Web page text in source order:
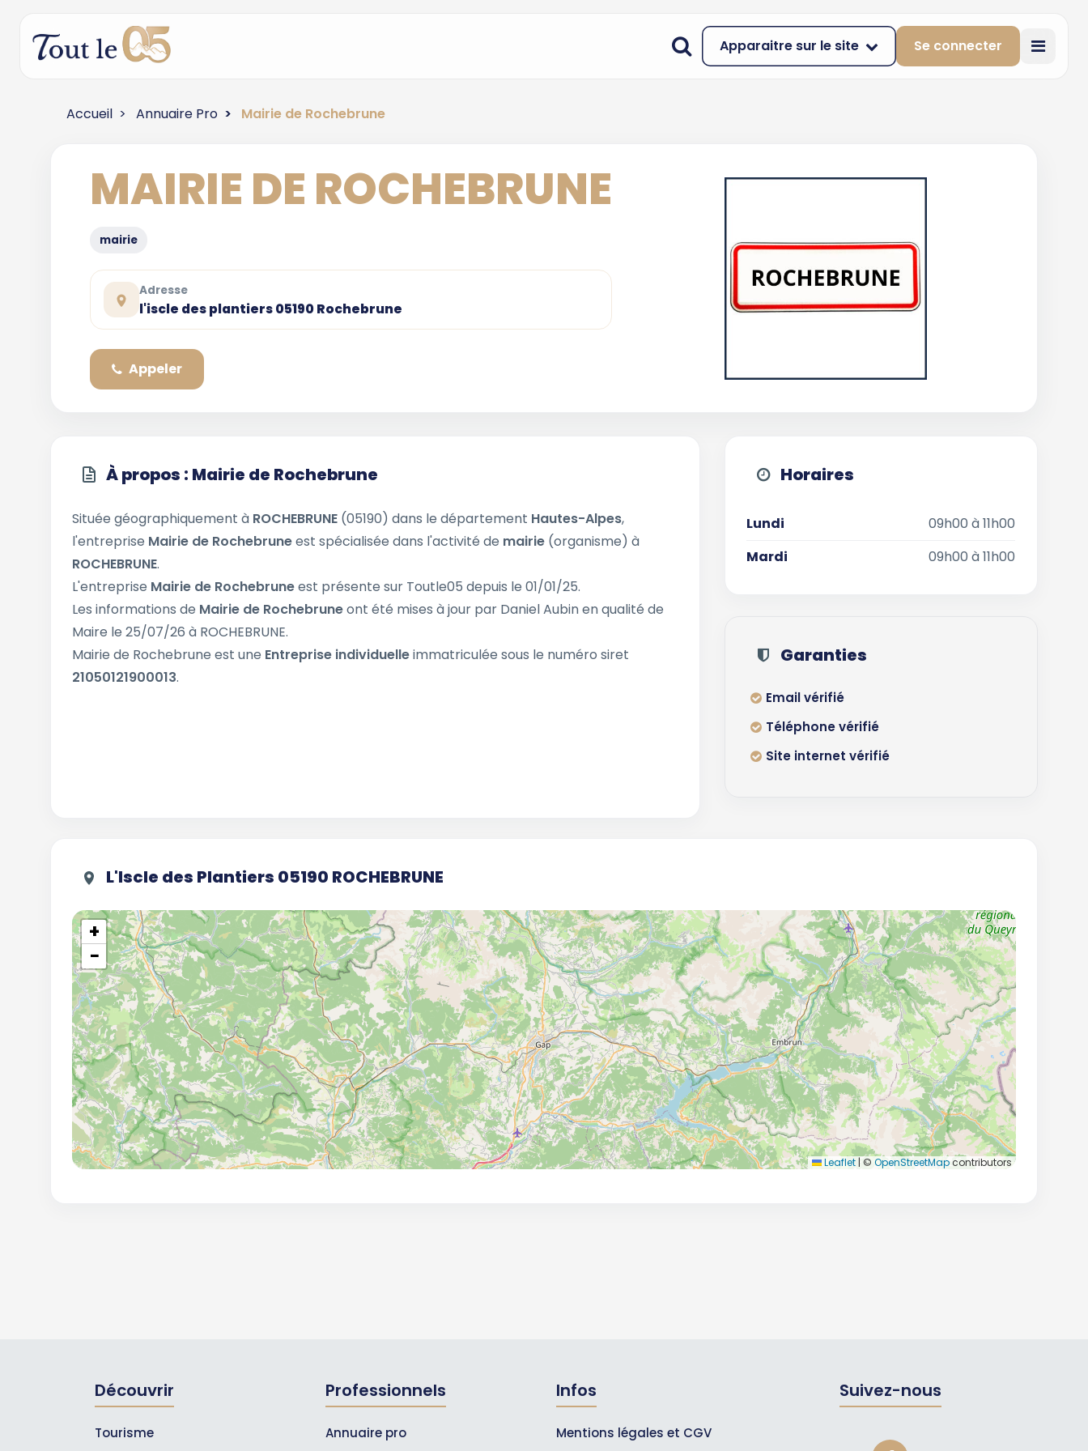
Apparaitre sur le site Se connecter
Accueil Annuaire Pro Mairie de Rochebrune
MAIRIE DE ROCHEBRUNE
mairie
Adresse
l'iscle des plantiers 05190 Rochebrune
Appeler
À propos : Mairie de Rochebrune
Située géographiquement à ROCHEBRUNE (05190) dans le département Hautes-Alpes,
l'entreprise Mairie de Rochebruneest spécialisée dans l'activité de mairie (organisme) à
ROCHEBRUNE.
L'entreprise Mairie de Rochebruneest présente sur Toutle05 depuis le 01/01/25.
Les informations de Mairie de Rochebruneont été mises à jour par Daniel Aubin en qualité de
Maire le 25/07/26 à ROCHEBRUNE.
Mairie de Rochebrune est une Entreprise individuelleimmatriculée sous le numéro siret
21050121900013.
Horaires
Lundi
09h00 à 11h00
Mardi
09h00 à 11h00
Garanties
Email vérifié
Téléphone vérifié
Site internet vérifié
L'Iscle des Plantiers 05190 ROCHEBRUNE
+
−
Leaflet | © OpenStreetMapcontributors
Découvrir
Tourisme
Professionnels
Annuaire pro
Infos
Mentions légales et CGV
Suivez-nous